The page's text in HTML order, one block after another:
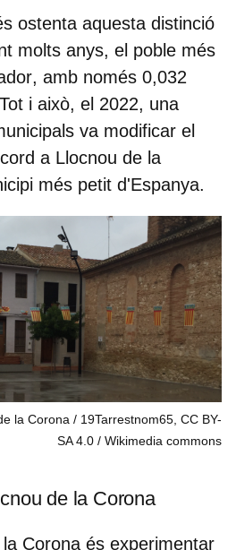
ostenta aquesta distinció
molts anys, el poble més
, amb només 0,032
i això, el 2022, una
va modificar el
a Llocnou de la
més petit d'Espanya.
la Corona / 19Tarrestnom65, CC BY-
SA 4.0
Wikimedia commons
de la Corona
Corona és experimentar